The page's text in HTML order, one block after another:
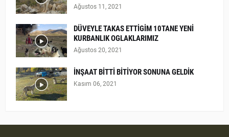
Ağustos 11, 2021
DÜVEYLE TAKAS ETTİGİM 10TANE YENİ
KURBANLIK OGLAKLARIMIZ
Ağustos 20, 2021
İNŞAAT BİTTİ BİTİYOR SONUNA GELDİK
Kasım 06, 2021